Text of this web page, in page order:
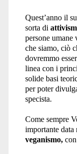
Quest’anno il
sorta di
persone umane
che siamo, ciò
dovremmo
linea con i
solide basi
per poter
specista.
Come sempre
importante data
veganismo,con